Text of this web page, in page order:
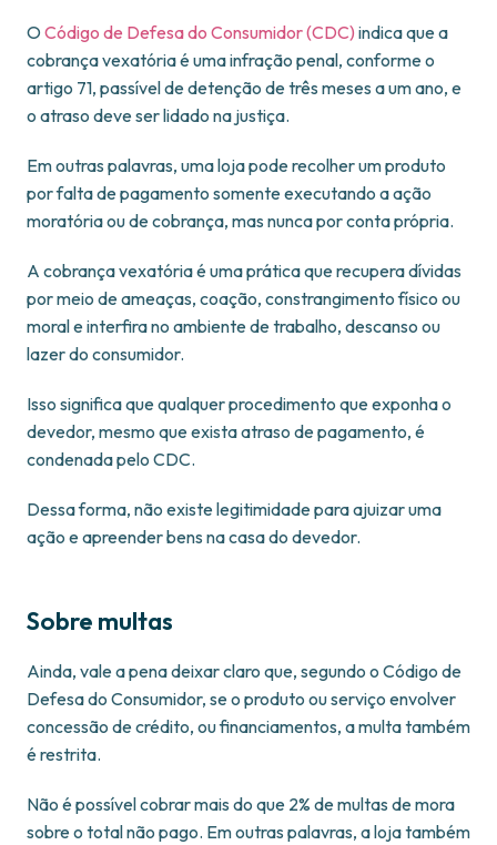
OCódigo de Defesa do Consumidor (CDC) indica que a
cobrança vexatória é uma infração penal, conforme o
artigo 71, passível de detenção de três meses a um ano, e
o atraso deve ser lidado na justiça.
Em outras palavras, uma loja pode recolher um produto
por falta de pagamento somente executando a ação
moratória ou de cobrança, mas nunca por conta própria.
A cobrança vexatória é uma prática que recupera dívidas
por meio de ameaças, coação, constrangimento físico ou
moral e interfira no ambiente de trabalho, descanso ou
lazer do consumidor.
Isso significa que qualquer procedimento que exponha o
devedor, mesmo que exista atraso de pagamento, é
condenada pelo CDC.
Dessa forma, não existe legitimidade para ajuizar uma
ação e apreender bens na casa do devedor.
Sobre multas
Ainda, vale a pena deixar claro que, segundo o Código de
Defesa do Consumidor, se o produto ou serviço envolver
concessão de crédito, ou financiamentos, a multa também
é restrita.
Não é possível cobrar mais do que 2% de multas de mora
sobre o total não pago. Em outras palavras, a loja também